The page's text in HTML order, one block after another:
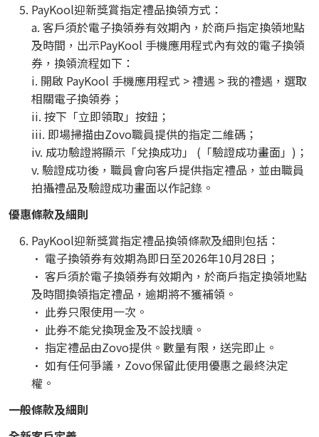
PayKool迎新獎賞指定禮品換領方式：
a. 客戶須於電子換領券有效期內，於商戶指定換領地點
及時間，出示PayKool 手機應用程式內有效的電子換領
券，換領流程如下：
i. 開啟 PayKool 手機應用程式 > 禮遇 > 我的禮遇，選取
相關電子換領券；
ii. 按下「立即領取」按鈕；
iii. 即場掃描由Zovo職員提供的指定二維碼；
iv. 成功驗證將顯示「兌換成功」 (「驗證成功畫面」)；
v. 驗證成功後，職員會向客戶提供指定禮品，並由職員
拍攝禮品及驗證成功畫面以作記錄。
優惠條款及細則
PayKool迎新獎賞指定禮品換領條款及細則包括：
• 電子換領券有效期為即日至2026年10月28日；
• 客戶須於電子換領券有效期內，於商戶指定換領地點
及時間換領指定禮品，逾期將不獲補領。
• 此券只限使用一次。
• 此券不能兌換現金及不設找贖。
• 指定禮品由Zovo提供。數量有限，送完即止。
• 如有任何爭議，Zovo保留此使用優惠之最終決定
權。
一般條款及細則